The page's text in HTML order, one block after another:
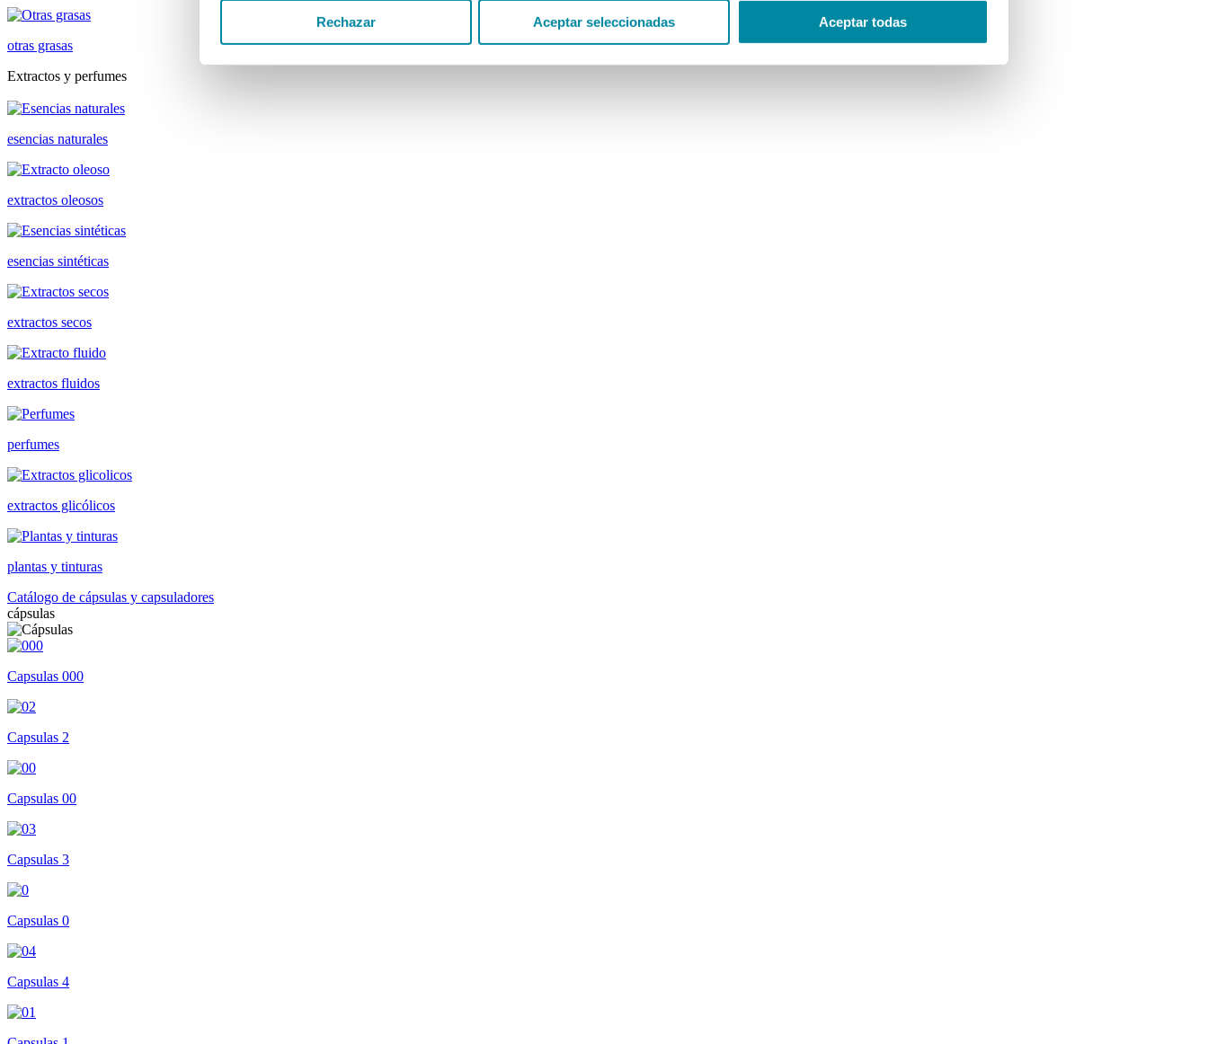
Rechazar Aceptar seleccionadas Aceptar todas
otras grasas
Extractos y perfumes
esencias naturales
extractos oleosos
esencias sintéticas
extractos secos
extractos fluidos
perfumes
extractos glicólicos
plantas y tinturas
Catálogo de cápsulas y capsuladores
cápsulas
Capsulas 000
Capsulas 2
Capsulas 00
Capsulas 3
Capsulas 0
Capsulas 4